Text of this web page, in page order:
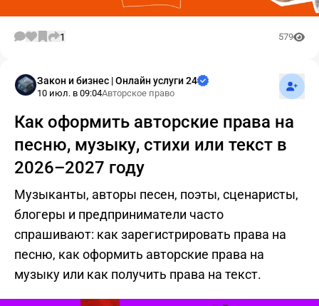
1 579
Закон и бизнес | Онлайн услуги 24
10 июл. в 09:04Авторское право
Как оформить авторские права на
песню, музыку, стихи или текст в
2026–2027 году
Музыканты, авторы песен, поэты, сценаристы,
блогеры и предприниматели часто
спрашивают: как зарегистрировать права на
песню, как оформить авторские права на
музыку или как получить права на текст.